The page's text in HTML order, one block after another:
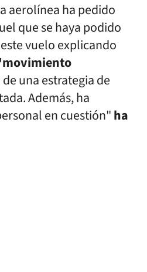
aerolínea ha pedido
que se haya podido
vuelo explicando
una estrategia de
Además, ha
en cuestión"ha